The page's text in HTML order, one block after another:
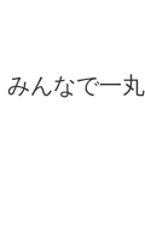
んなで一